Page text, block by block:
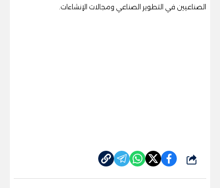
الصناعيين في التطوير الصناعي ومجالات الإنشاءات.
شارك